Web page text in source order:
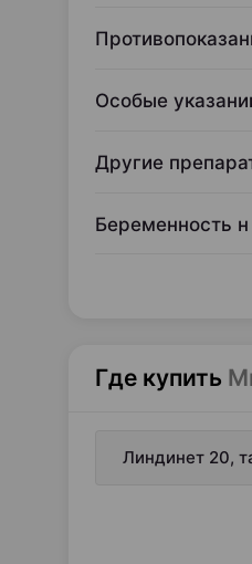
Особые
Другие
Беременность н
Где купить
Линдинет 20,